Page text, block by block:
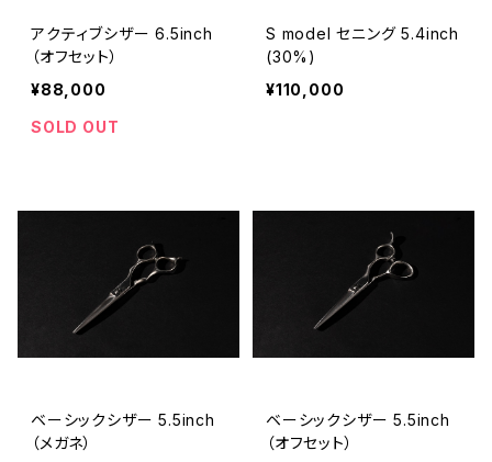
アクティブシザー 6.5inch
（オフセット）
¥88,000
SOLD OUT
S model セニング 5.4inch
(30%)
¥110,000
ベーシックシザー 5.5inch
（メガネ）
ベーシックシザー 5.5inch
（オフセット）